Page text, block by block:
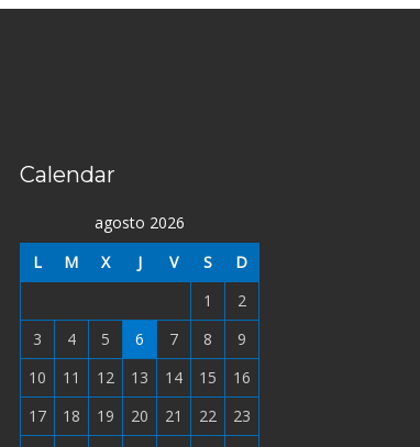
Calendar
agosto 2026
L
M X J V S
D
1
2
3
4 5 6 7 8
9
10
11 12 13 14 15
16
17
18 19 20 21 22
23